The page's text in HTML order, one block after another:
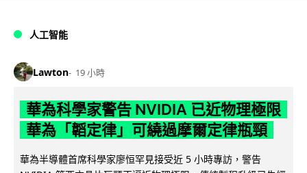
人工智能
Lawton 19 小時
華為科學家警告 NVIDIA 已近物理極限
華為「韜定律」可繞過摩爾定律瓶頸
華為半導體首席科學家廖恒罕見接受近 5 小時專訪，警告